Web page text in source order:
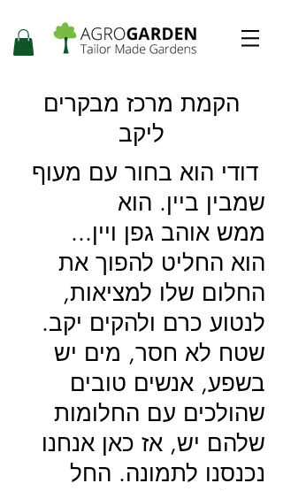
הקמת מרכז מבקרים
ליקב
דודי הוא בחור עם מעוף
שמבין ביין. הוא
ממש אוהב גפן ויין...
הוא החליט להפוך את
החלום שלו למציאות,
לנטוע כרם ולהקים יקב.
שטח לא חסר, מים יש
בשפע, אנשים טובים
שהולכים עם החלומות
שלהם יש, אז כאן אנחנו
נכנסנו לתמונה. החל